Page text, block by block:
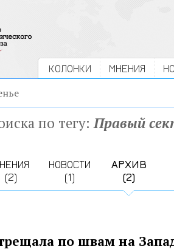
КОЛОНКИ МНЕНИЯ
по тегу:Правый
(2)
НОВОСТИ
(1)
АРХИВ
(2)
по швам на